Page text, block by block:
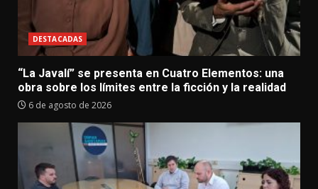
DESTACADAS
“La Javalí” se presenta en Cuatro Elementos: una
obra sobre los límites entre la ficción y la realidad
6 de agosto de 2026